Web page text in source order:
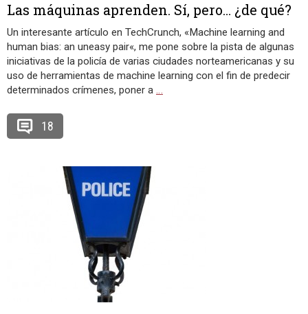
Las máquinas aprenden. Sí, pero… ¿de qué?
Un interesante artículo en TechCrunch, «Machine learning and
human bias: an uneasy pair«, me pone sobre la pista de algunas
iniciativas de la policía de varias ciudades norteamericanas y su
uso de herramientas de machine learning con el fin de predecir
determinados crímenes, poner a …
18